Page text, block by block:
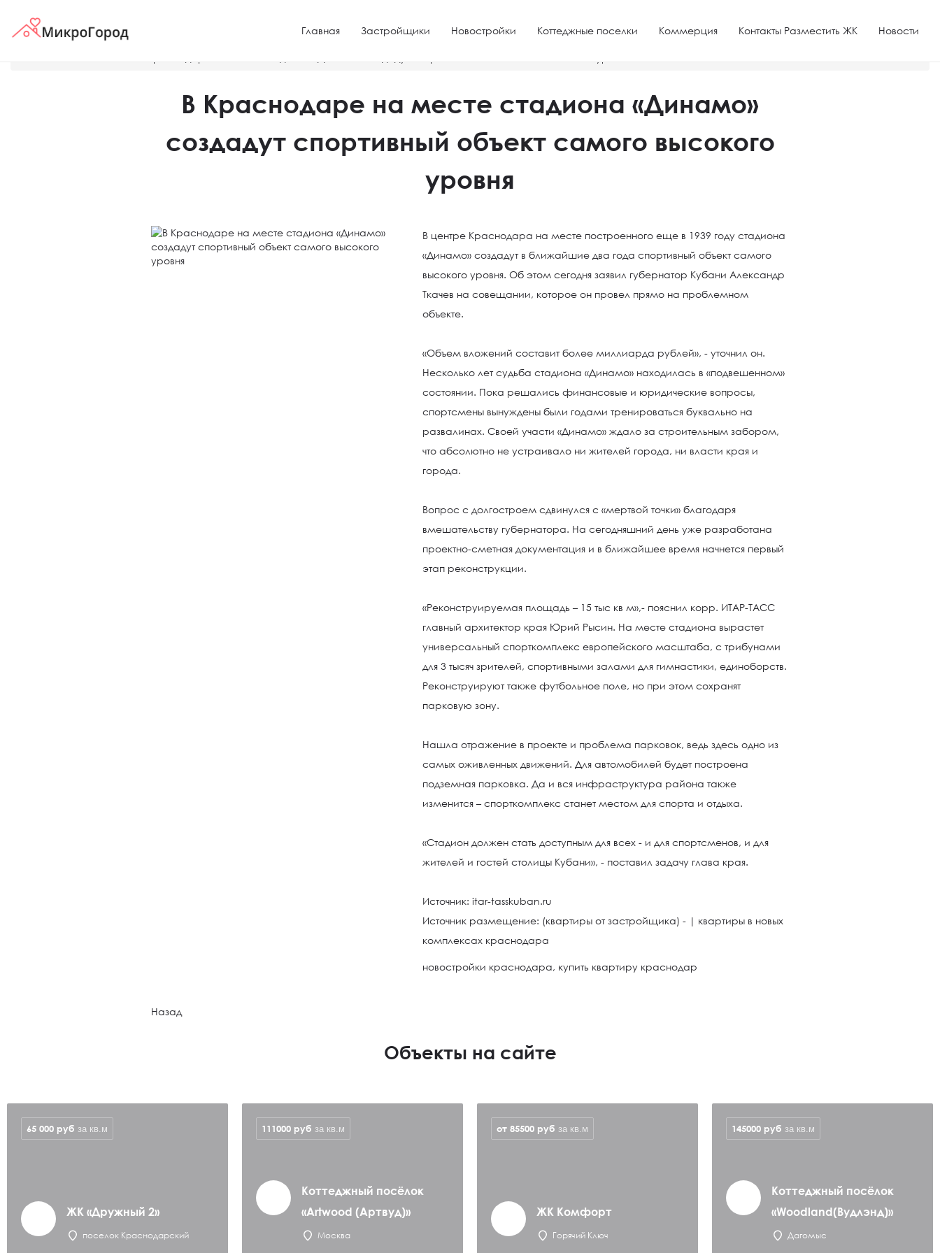
Главная Застройщики Новостройки Коттеджные поселки Коммерция Контакты Разместить ЖК Новости
В Краснодаре на месте стадиона «Динамо»
создадут спортивный объект самого высокого
уровня
В центре Краснодара на месте построенного еще в 1939 году стадиона
«Динамо» создадут в ближайшие два года спортивный объект самого
высокого уровня. Об этом сегодня заявил губернатор Кубани Александр
Ткачев на совещании, которое он провел прямо на проблемном
объекте.
«Объем вложений составит более миллиарда рублей», - уточнил он.
Несколько лет судьба стадиона «Динамо» находилась в «подвешенном»
состоянии. Пока решались финансовые и юридические вопросы,
спортсмены вынуждены были годами тренироваться буквально на
развалинах. Своей участи «Динамо» ждало за строительным забором,
что абсолютно не устраивало ни жителей города, ни власти края и
города.
Вопрос с долгостроем сдвинулся с «мертвой точки» благодаря
вмешательству губернатора. На сегодняшний день уже разработана
проектно-сметная документация и в ближайшее время начнется первый
этап реконструкции.
«Реконструируемая площадь – 15 тыс кв м»,- пояснил корр. ИТАР-ТАСС
главный архитектор края Юрий Рысин. На месте стадиона вырастет
универсальный спорткомплекс европейского масштаба, с трибунами
для 3 тысяч зрителей, спортивными залами для гимнастики, единоборств.
Реконструируют также футбольное поле, но при этом сохранят
парковую зону.
Нашла отражение в проекте и проблема парковок, ведь здесь одно из
самых оживленных движений. Для автомобилей будет построена
подземная парковка. Да и вся инфраструктура района также
изменится – спорткомплекс станет местом для спорта и отдыха.
«Стадион должен стать доступным для всех - и для спортсменов, и для
жителей и гостей столицы Кубани», - поставил задачу глава края.
Источник: itar-tasskuban.ru
Источник размещение: (квартиры от застройщика) - | квартиры в новых
комплексах краснодара
новостройки краснодара, купить квартиру краснодар
Назад
Объекты на сайте
ЖК «Дружный 2»
поселок Краснодарский
65 000 руб за кв.м
Коттеджный посёлок
«Artwood (Артвуд)»
Москва
111000 руб за кв.м
ЖК Комфорт
Горячий Ключ
от 85500 руб за кв.м
Коттеджный посёлок
«Woodland(Вудлэнд)»
Дагомыс
145000 руб за кв.м